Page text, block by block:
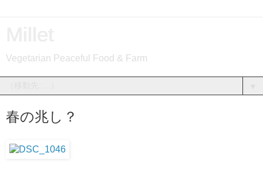
Vegetarian Peaceful Food & Farm
春の兆し？